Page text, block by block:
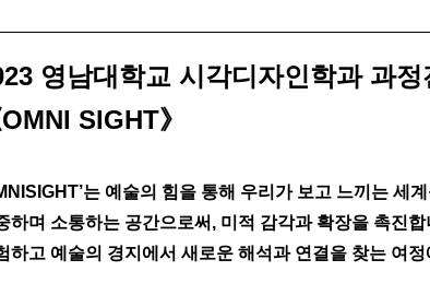
영남대학교 시각디자인학과 과정
OMNI SIGHT》
는 예술의 힘을 통해 우리가 보고 느끼는 세
하며 소통하는 공간으로써, 미적 감각과 확장을 촉진
하고 예술의 경지에서 새로운 해석과 연결을 찾는 여